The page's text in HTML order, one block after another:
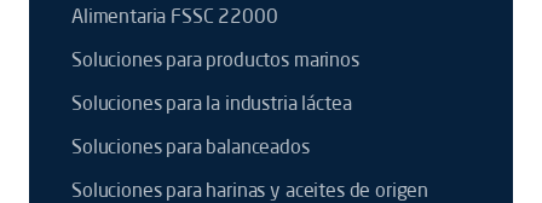
Alimentaria FSSC 22000
Soluciones para productos marinos
Soluciones para la industria láctea
Soluciones para balanceados
Soluciones para harinas y aceites de origen